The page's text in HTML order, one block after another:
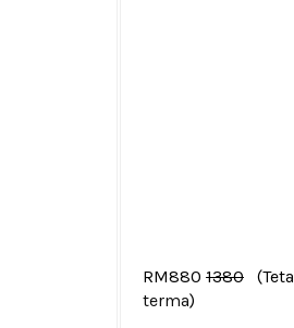
RM880 1380
terma)